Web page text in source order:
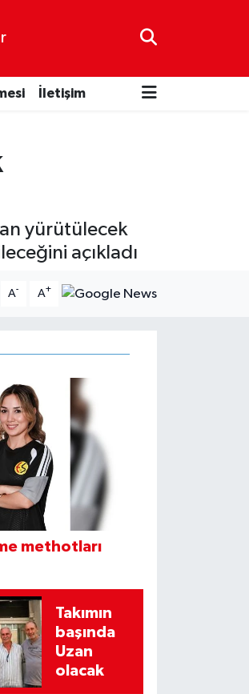
İletişim
yürütülecek
açıkladı
A- A+
methotları
Takımın
başında
Uzan
olacak